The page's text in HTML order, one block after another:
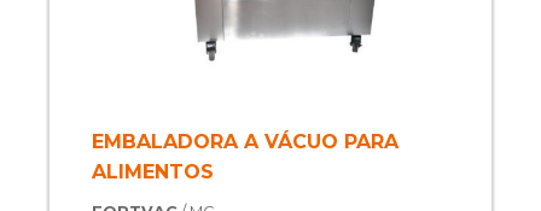
EMBALADORA A VÁCUO PARA
ALIMENTOS